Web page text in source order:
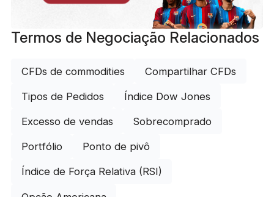
Termos de Negociação Relacionados
CFDs de commodities Compartilhar CFDs
Tipos de Pedidos Índice Dow Jones
Excesso de vendas Sobrecomprado
Portfólio Ponto de pivô
Índice de Força Relativa (RSI)